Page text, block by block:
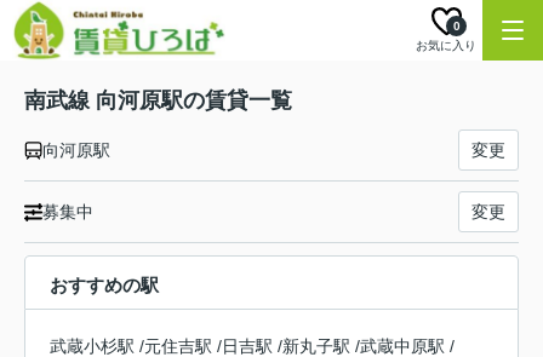
お気に入り
0
南武線 向河原駅の賃貸一覧
向河原駅 変更
募集中 変更
おすすめの駅
武蔵小杉駅 /元住吉駅 /日吉駅 /新丸子駅 /武蔵中原駅 /